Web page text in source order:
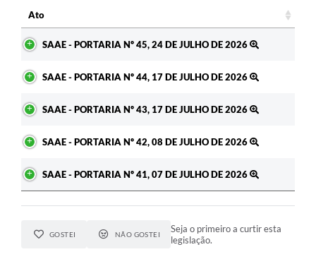
Ato
SAAE - PORTARIA Nº 45, 24 DE JULHO DE 2026
SAAE - PORTARIA Nº 44, 17 DE JULHO DE 2026
SAAE - PORTARIA Nº 43, 17 DE JULHO DE 2026
SAAE - PORTARIA Nº 42, 08 DE JULHO DE 2026
SAAE - PORTARIA Nº 41, 07 DE JULHO DE 2026
GOSTEI NÃO GOSTEI
Seja o primeiro a curtir esta
legislação.